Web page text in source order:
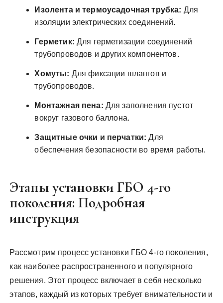
Изолента и термоусадочная трубка: Для
изоляции электрических соединений.
Герметик: Для герметизации соединений
трубопроводов и других компонентов.
Хомуты: Для фиксации шлангов и
трубопроводов.
Монтажная пена: Для заполнения пустот
вокруг газового баллона.
Защитные очки и перчатки: Для
обеспечения безопасности во время работы.
Этапы установки ГБО 4-го
поколения: Подробная
инструкция
Рассмотрим процесс установки ГБО 4-го поколения,
как наиболее распространенного и популярного
решения. Этот процесс включает в себя несколько
этапов, каждый из которых требует внимательности и